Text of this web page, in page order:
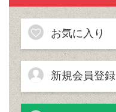
お気に入り
新規会員登録